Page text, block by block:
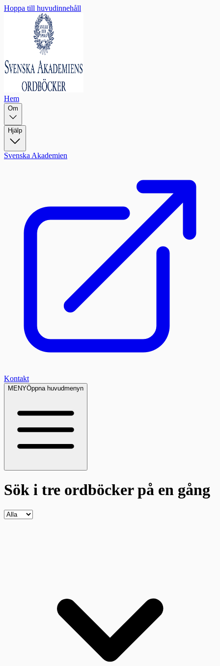
Hoppa till huvudinnehåll
Hem
Om
Hjälp
Svenska Akademien
Kontakt
MENYÖppna huvudmenyn
Sök i tre ordböckerpå en gång